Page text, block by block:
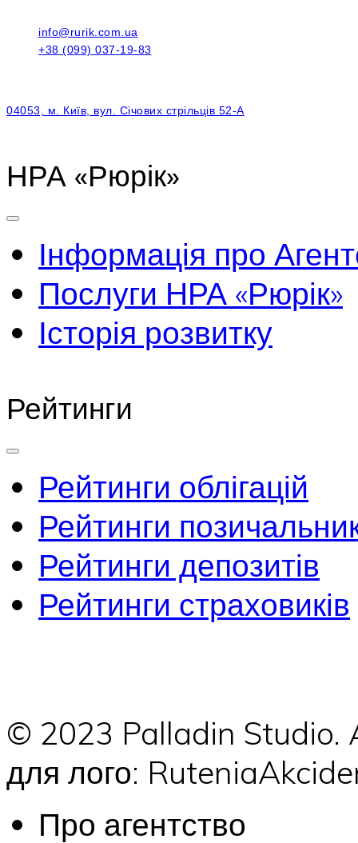
info@rurik.com.ua
+38 (099) 037-19-83
04053, м. Київ, вул. Січових стрільців 52-А
НРА «Рюрік»
Інформація про
Послуги НРА «Рюрік»
Історія розвитку
Рейтинги
Рейтинги облігацій
Рейтинги
Рейтинги депозитів
Рейтинги страховиків
© 2023 Palladin
для лого:
Про агентство